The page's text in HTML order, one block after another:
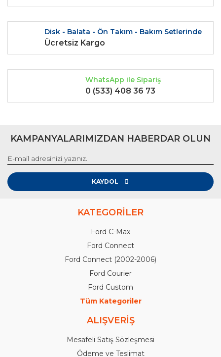
Disk - Balata - Ön Takım - Bakım Setlerinde
Ücretsiz Kargo
WhatsApp ile Sipariş
0 (533) 408 36 73
KAMPANYALARIMIZDAN HABERDAR OLUN
KAYDOL
KATEGORİLER
Ford C-Max
Ford Connect
Ford Connect (2002-2006)
Ford Courier
Ford Custom
Tüm Kategoriler
ALIŞVERİŞ
Mesafeli Satış Sözleşmesi
Ödeme ve Teslimat